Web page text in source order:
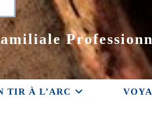
TIR À L’ARC